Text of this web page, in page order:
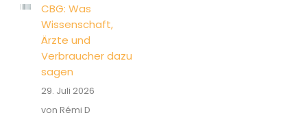
CBG: Was
Wissenschaft,
Ärzte und
Verbraucher dazu
sagen
29. Juli 2026
von Rémi D